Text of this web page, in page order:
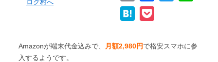
L
b
t
c
Amazonが端末代金込みで、 月額2,980円で格安スマホに参
入するようです。